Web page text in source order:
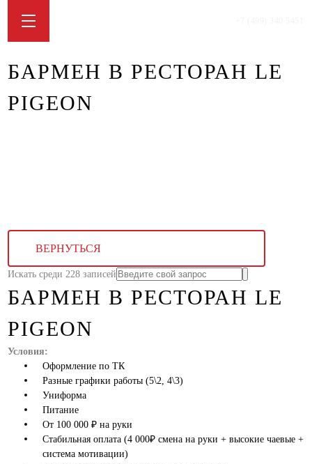
БАРМЕН В РЕСТОРАН LE
PIGEON
ВЕРНУТЬСЯ
Искать среди 228 записей
БАРМЕН В РЕСТОРАН LE
PIGEON
Условия:
Оформление по ТК
Разные графики работы (5\2, 4\3)
Униформа
Питание
От 100 000 ₽ на руки
Стабильная оплата (4 000₽ смена на руки + высокие чаевые +
система мотивации)